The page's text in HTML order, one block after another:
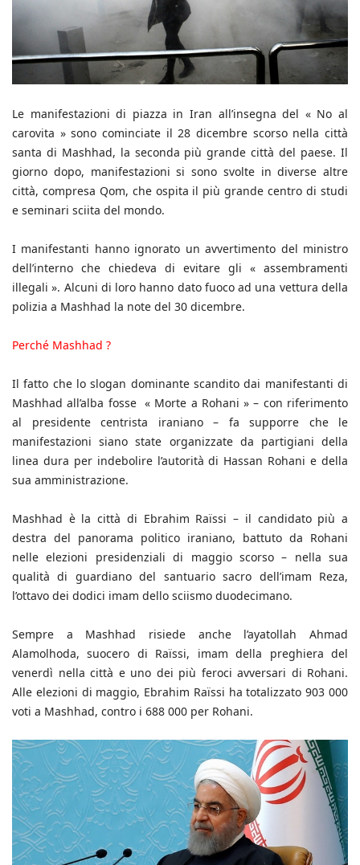
Le manifestazioni di piazza in Iran all’insegna del « No al
carovita » sono cominciate il 28 dicembre scorso nella città
santa di Mashhad, la seconda più grande città del paese. Il
giorno dopo, manifestazioni si sono svolte in diverse altre
città, compresa Qom, che ospita il più grande centro di studi
e seminari sciita del mondo.
I manifestanti hanno ignorato un avvertimento del ministro
dell’interno che chiedeva di evitare gli « assembramenti
illegali ». Alcuni di loro hanno dato fuoco ad una vettura della
polizia a Mashhad la note del 30 dicembre.
Perché Mashhad ?
Il fatto che lo slogan dominante scandito dai manifestanti di
Mashhad all’alba fosse « Morte a Rohani » – con riferimento
al presidente centrista iraniano – fa supporre che le
manifestazioni siano state organizzate da partigiani della
linea dura per indebolire l’autorità di Hassan Rohani e della
sua amministrazione.
Mashhad è la città di Ebrahim Raïssi – il candidato più a
destra del panorama politico iraniano, battuto da Rohani
nelle elezioni presidenziali di maggio scorso – nella sua
qualità di guardiano del santuario sacro dell’imam Reza,
l’ottavo dei dodici imam dello sciismo duodecimano.
Sempre a Mashhad risiede anche l’ayatollah Ahmad
Alamolhoda, suocero di Raïssi, imam della preghiera del
venerdì nella città e uno dei più feroci avversari di Rohani.
Alle elezioni di maggio, Ebrahim Raïssi ha totalizzato 903 000
voti a Mashhad, contro i 688 000 per Rohani.